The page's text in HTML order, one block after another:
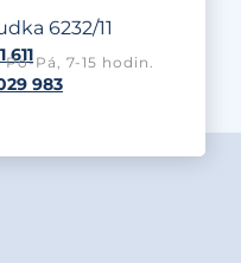
6232/11
611Pá, 7-15 hodin.
983